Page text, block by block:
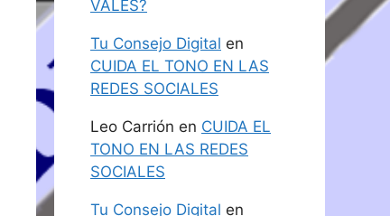
VALES?
Tu Consejo Digital en
CUIDA EL TONO EN LAS
REDES SOCIALES
Leo Carrión en CUIDA EL
TONO EN LAS REDES
SOCIALES
Tu Consejo Digital en